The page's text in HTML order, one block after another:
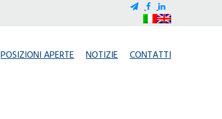
POSIZIONI APERTE NOTIZIE CONTATTI